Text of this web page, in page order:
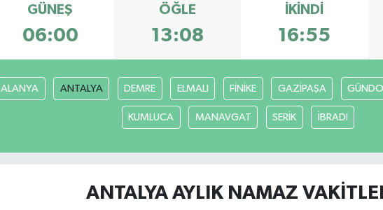
GÜNEŞ
06:00
ÖĞLE
13:08
İKINDI
16:55
ALANYA ANTALYA DEMRE ELMALI FİNİKE GAZİPAŞA
KUMLUCA MANAVGAT SERİK İBRADI
ANTALYA AYLIK NAMAZ